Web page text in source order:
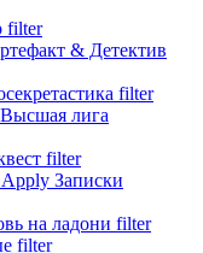
filter
& Детектив
filter
лига
filter
Apply Записки
на ладони filter
filter